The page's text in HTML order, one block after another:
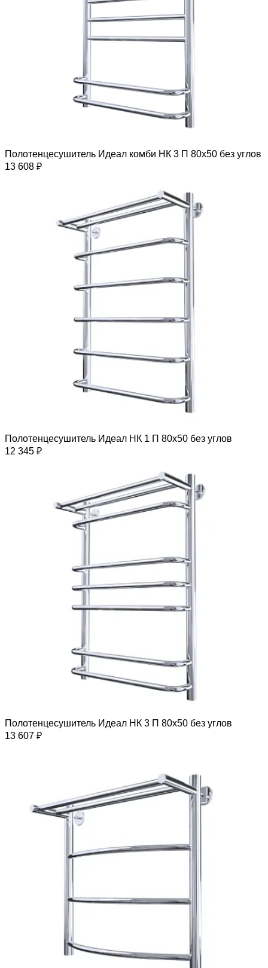
Полотенцесушитель Идеал комби НК 3 П 80х50 без углов
13 608 ₽
Полотенцесушитель Идеал НК 1 П 80х50 без углов
12 345 ₽
Полотенцесушитель Идеал НК 3 П 80х50 без углов
13 607 ₽